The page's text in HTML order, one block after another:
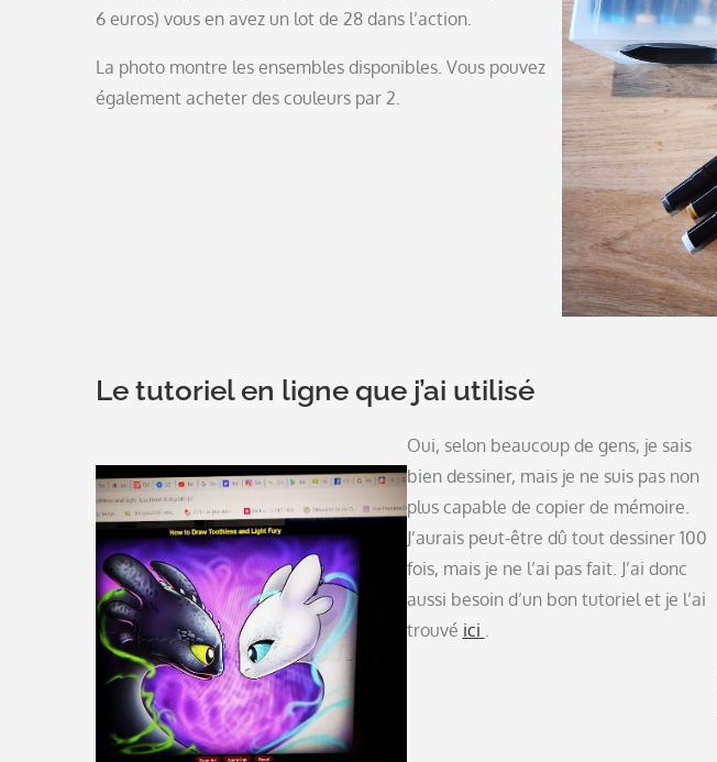
6 euros) vous en avez un lot de 28 dans l’action.
La photo montre les ensembles disponibles. Vous pouvez
également acheter des couleurs par 2.
Le tutoriel en ligne que j’ai utilisé
Oui, selon beaucoup de gens, je sais
bien dessiner, mais je ne suis pas non
plus capable de copier de mémoire.
J’aurais peut-être dû tout dessiner 100
fois, mais je ne l’ai pas fait. J’ai donc
aussi besoin d’un bon tutoriel et je l’ai
trouvé ici .